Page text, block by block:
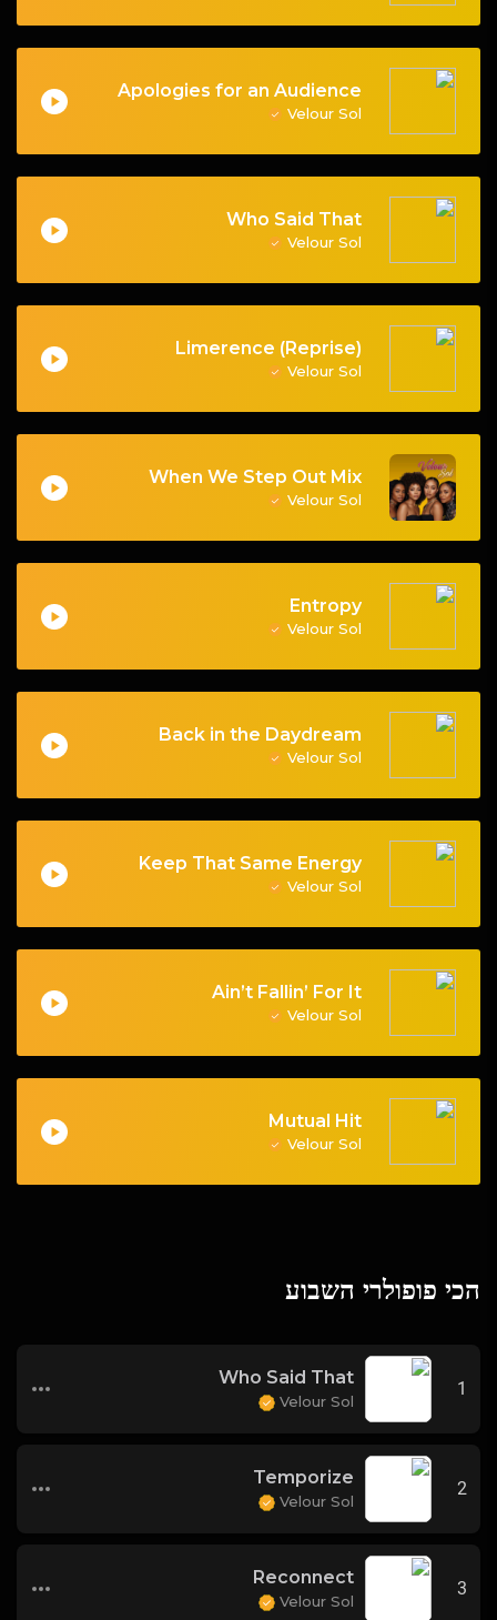
Apologies for an Audience
Velour Sol
Who Said That
Velour Sol
Limerence (Reprise)
Velour Sol
When We Step Out Mix
Velour Sol
Entropy
Velour Sol
Back in the Daydream
Velour Sol
Keep That Same Energy
Velour Sol
Ain’t Fallin’ For It
Velour Sol
Mutual Hit
Velour Sol
הכי פופולרי השבוע
1
Who Said That
Velour Sol
2
Temporize
Velour Sol
3
Reconnect
Velour Sol